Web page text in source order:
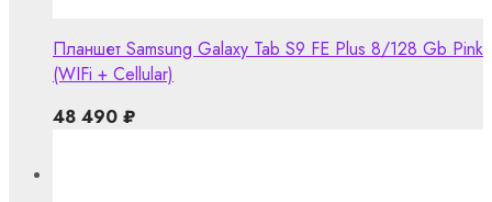
Планшет Samsung Galaxy Tab S9 FE Plus 8/128 Gb Pink
(WIFi + Cellular)
48 490 ₽